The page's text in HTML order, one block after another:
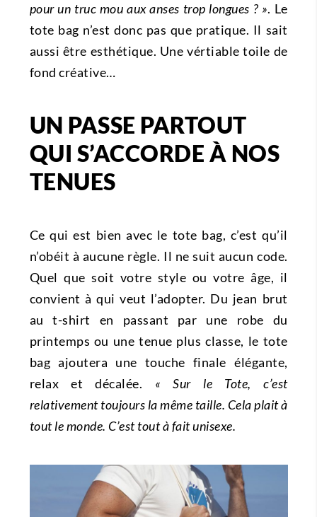
pour un truc mou aux anses trop longues ? ». Le
tote bag n’est donc pas que pratique. Il sait
aussi être esthétique. Une vértiable toile de
fond créative…
UN PASSE PARTOUT
QUI S’ACCORDE À NOS
TENUES
Ce qui est bien avec le tote bag, c’est qu’il
n’obéit à aucune règle. Il ne suit aucun code.
Quel que soit votre style ou votre âge, il
convient à qui veut l’adopter. Du jean brut
au t-shirt en passant par une robe du
printemps ou une tenue plus classe, le tote
bag ajoutera une touche finale élégante,
relax et décalée. « Sur le Tote, c’est
relativement toujours la même taille. Cela plait à
tout le monde. C’est tout à fait unisexe.